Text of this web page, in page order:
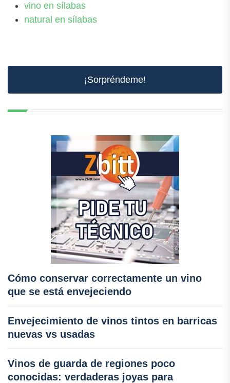
vino en sílabas
natural en sílabas
¡Sorpréndeme!
Cómo conservar correctamente un vino
que se está envejeciendo
Envejecimiento de vinos tintos en barricas
nuevas vs usadas
Vinos de guarda de regiones poco
conocidas: verdaderas joyas para